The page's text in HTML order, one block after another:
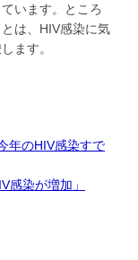
います。ところ
は、HIV感染に気
ます。
年のHIV感染すで
染が増加」